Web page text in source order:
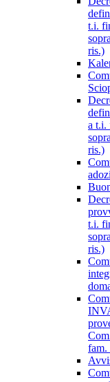
t.i.
ris.)
a t.i.
ris.)
t.i.
ris.)
fam.